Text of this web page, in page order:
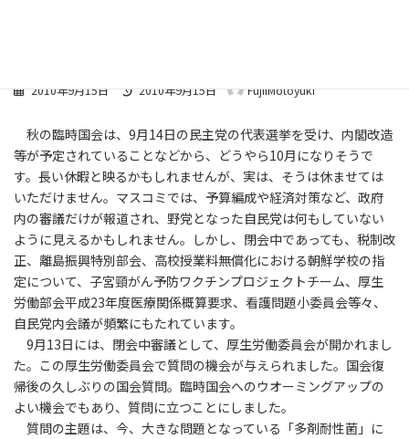
2010年9月15日
最
新
日
時
2010年9月15日 FujiiMotoyuki
秋の臨時国会は、9月14日の民主党の代表選挙を受け、内閣改造
等が予定されていることなどから、どうやら10月になりそうで
す。長い休暇と映るかもしれませんが、実は、そうは休ませては
いただけません。マスコミでは、予算編成や経済対策など、政府
内の審議だけが報道され、野党となった自民党は何もしていない
ように見えるかもしれません。しかし、閉会中であっても、税制改
正、離島振興特別部会、高校授業料無償化における朝鮮学校の指
定について、子宮頸がん予防ワクチンプロジェクトチーム、厚生
労働部会平成23年度医療関係概算要求、看護問題小委員会等々、
自民党内会議が頻繁にもたれています。
9月13日には、閉会中審議として、厚生労働委員会が開かれまし
た。この厚生労働委員会で質問の機会が与えられました。国会復
帰後の久しぶりの国会質問。臨時国会へのウオーミングアップの
よい機会でもあり、質問に立つことにしました。
質問の主題は、今、大きな問題となっている「多剤耐性菌」に